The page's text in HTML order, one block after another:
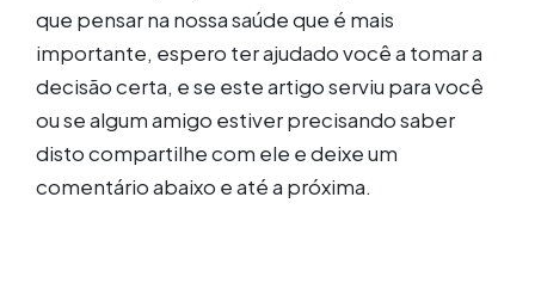
que pensar na nossa saúde que é mais
importante, espero ter ajudado você a tomar a
decisão certa, e se este artigo serviu para você
ou se algum amigo estiver precisando saber
disto compartilhe com ele e deixe um
comentário abaixo e até a próxima.